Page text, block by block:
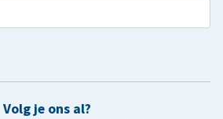
Volg je ons al?